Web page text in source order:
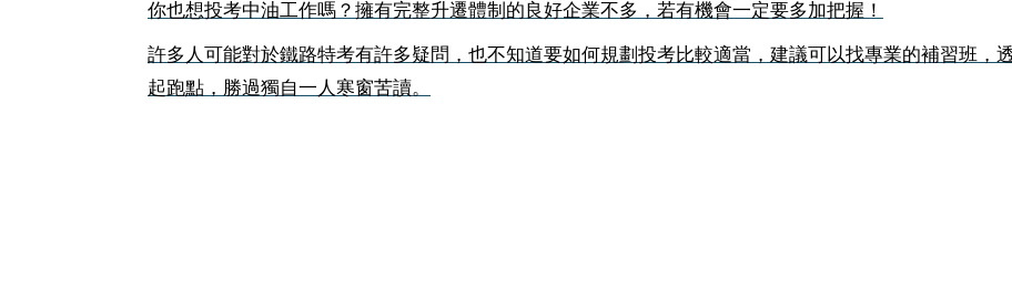
你也想投考中油工作嗎？擁有完整升遷體制的良好企業不多，若有機會一定要多加把握！
許多人可能對於鐵路特考有許多疑問，也不知道要如何規劃投考比較適當，建議可以找專業的補習班，
起跑點，勝過獨自一人寒窗苦讀。